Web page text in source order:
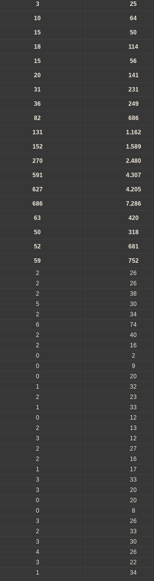
3 25
10 64
15 50
18 114
15 56
20 141
31 231
36 249
82 686
131 1.162
152 1.589
270 2.480
591 4.307
627 4.205
686 7.286
63 420
50 318
52 681
59 752
2 26
2 26
2 38
5 30
2 34
6 74
2 40
2 16
0 2
0 9
0 20
1 32
2 23
1 33
0 12
2 13
3 12
2 27
2 16
1 17
3 33
3 20
0 20
0 8
3 26
2 33
3 30
4 26
3 22
1 34